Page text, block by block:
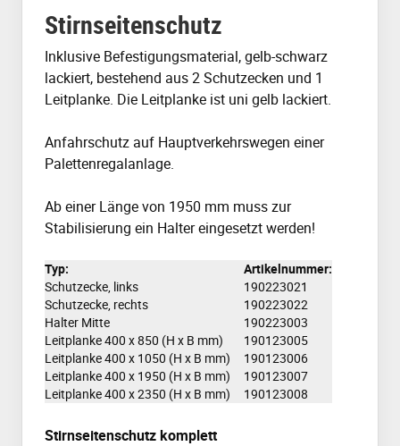
Stirnseitenschutz
Inklusive Befestigungsmaterial, gelb-schwarz
lackiert, bestehend aus 2 Schutzecken und 1
Leitplanke. Die Leitplanke ist uni gelb lackiert.
Anfahrschutz auf Hauptverkehrswegen einer
Palettenregalanlage.
Ab einer Länge von 1950 mm muss zur
Stabilisierung ein Halter eingesetzt werden!
Typ:
Artikelnummer:
Schutzecke, links
190223021
Schutzecke, rechts
190223022
Halter Mitte
190223003
Leitplanke 400 x 850 (H x B mm)
190123005
Leitplanke 400 x 1050 (H x B mm)
190123006
Leitplanke 400 x 1950 (H x B mm)
190123007
Leitplanke 400 x 2350 (H x B mm)
190123008
Stirnseitenschutz komplett